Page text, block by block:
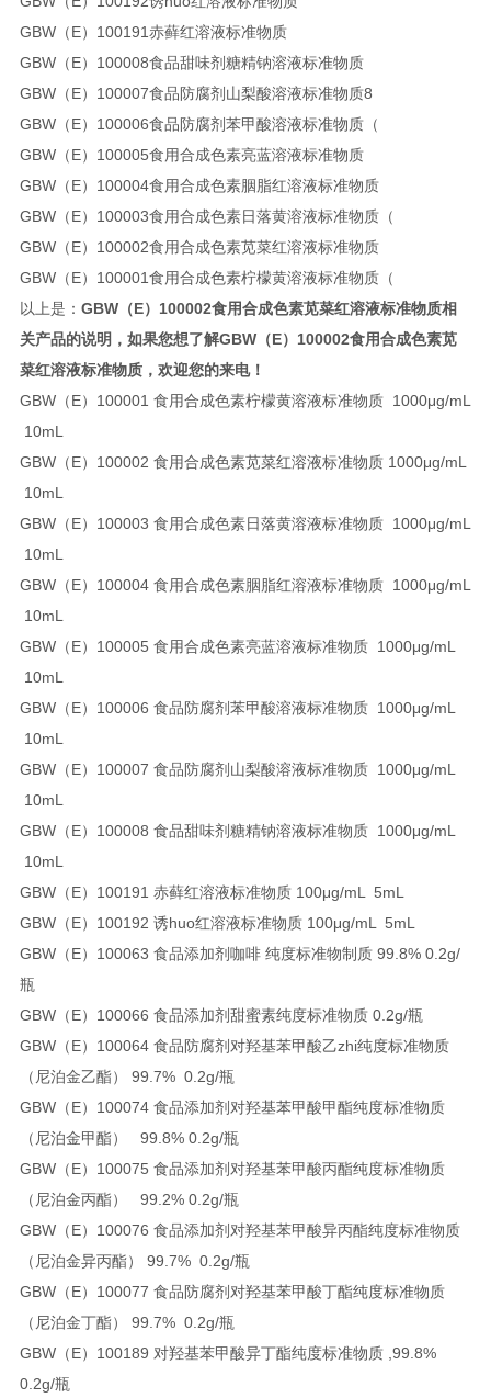
GBW（E）100191赤藓红溶液标准物质
GBW（E）100008食品甜味剂糖精钠溶液标准物质
GBW（E）100007食品防腐剂山梨酸溶液标准物质8
GBW（E）100006食品防腐剂苯甲酸溶液标准物质（
GBW（E）100005食用合成色素亮蓝溶液标准物质
GBW（E）100004食用合成色素胭脂红溶液标准物质
GBW（E）100003食用合成色素日落黄溶液标准物质（
GBW（E）100002食用合成色素苋菜红溶液标准物质
GBW（E）100001食用合成色素柠檬黄溶液标准物质（
以上是： GBW（E）100002食用合成色素苋菜红溶液标准物质相
关产品的说明，如果您想了解GBW（E）100002食用合成色素苋
菜红溶液标准物质，欢迎您的来电！
GBW（E）100001 食用合成色素柠檬黄溶液标准物质 1000μg/mL
10mL
GBW（E）100002 食用合成色素苋菜红溶液标准物质 1000μg/mL
10mL
GBW（E）100003 食用合成色素日落黄溶液标准物质 1000μg/mL
10mL
GBW（E）100004 食用合成色素胭脂红溶液标准物质 1000μg/mL
10mL
GBW（E）100005 食用合成色素亮蓝溶液标准物质 1000μg/mL
10mL
GBW（E）100006 食品防腐剂苯甲酸溶液标准物质 1000μg/mL
10mL
GBW（E）100007 食品防腐剂山梨酸溶液标准物质 1000μg/mL
10mL
GBW（E）100008 食品甜味剂糖精钠溶液标准物质 1000μg/mL
10mL
GBW（E）100191 赤藓红溶液标准物质 100μg/mL 5mL
GBW（E）100192 诱huo红溶液标准物质 100μg/mL 5mL
GBW（E）100063 食品添加剂咖啡 纯度标准物制质 99.8% 0.2g/
瓶
GBW（E）100066 食品添加剂甜蜜素纯度标准物质 0.2g/瓶
GBW（E）100064 食品防腐剂对羟基苯甲酸乙zhi纯度标准物质
（尼泊金乙酯） 99.7% 0.2g/瓶
GBW（E）100074 食品添加剂对羟基苯甲酸甲酯纯度标准物质
（尼泊金甲酯） 99.8% 0.2g/瓶
GBW（E）100075 食品添加剂对羟基苯甲酸丙酯纯度标准物质
（尼泊金丙酯） 99.2% 0.2g/瓶
GBW（E）100076 食品添加剂对羟基苯甲酸异丙酯纯度标准物质
（尼泊金异丙酯） 99.7% 0.2g/瓶
GBW（E）100077 食品防腐剂对羟基苯甲酸丁酯纯度标准物质
（尼泊金丁酯） 99.7% 0.2g/瓶
GBW（E）100189 对羟基苯甲酸异丁酯纯度标准物质 ,99.8%
0.2g/瓶